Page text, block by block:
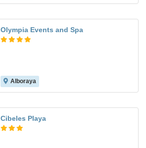
Olympia Events and Spa
Alboraya
Cibeles Playa